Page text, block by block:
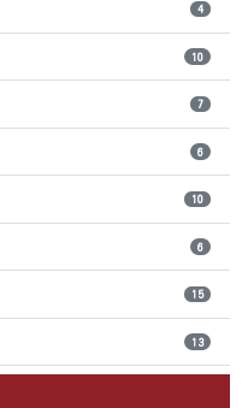
4
10
7
6
10
6
15
13